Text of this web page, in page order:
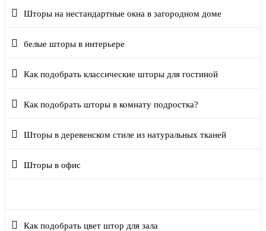
Шторы на нестандартные окна в загородном доме
белые шторы в интерьере
Как подобрать классические шторы для гостиной
Как подобрать шторы в комнату подростка?
Шторы в деревенском стиле из натуральных тканей
Шторы в офис
Как подобрать цвет штор для зала